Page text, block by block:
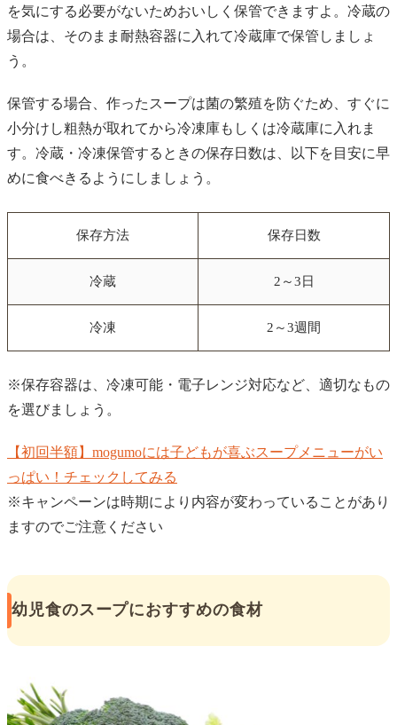
を気にする必要がないためおいしく保管できますよ。冷蔵の
場合は、そのまま耐熱容器に入れて冷蔵庫で保管しましょ
う。
保管する場合、作ったスープは菌の繁殖を防ぐため、すぐに
小分けし粗熱が取れてから冷凍庫もしくは冷蔵庫に入れま
す。冷蔵・冷凍保管するときの保存日数は、以下を目安に早
めに食べきるようにしましょう。
保存方法 保存日数
冷蔵 2～3日
冷凍 2～3週間
※保存容器は、冷凍可能・電子レンジ対応など、適切なもの
を選びましょう。
【初回半額】mogumoには子どもが喜ぶスープメニューがい
っぱい！チェックしてみる
※キャンペーンは時期により内容が変わっていることがあり
ますのでご注意ください
幼児食のスープにおすすめの食材